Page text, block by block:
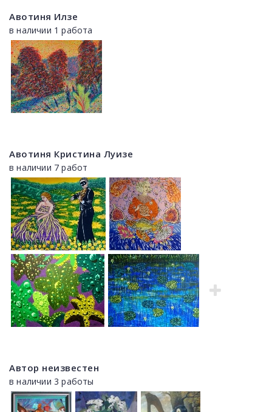
Авотиня Илзе
в наличии 1 работа
Авотиня Кристина Луизе
в наличии 7 работ
Автор неизвестен
в наличии 3 работы